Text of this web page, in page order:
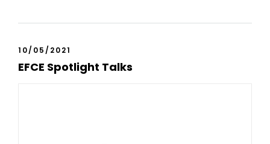
10/05/2021
EFCE Spotlight Talks